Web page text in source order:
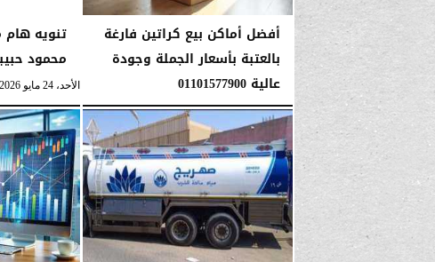
أفضل أماكن بيع كراتين فارغة
بالعتبة بأسعار الجملة وجودة
عالية 01101577900
الإثنين، 1 يونيو 2026 06:42 صـ
تنويه هام
محمود
الأحد، 24 مايو 2026